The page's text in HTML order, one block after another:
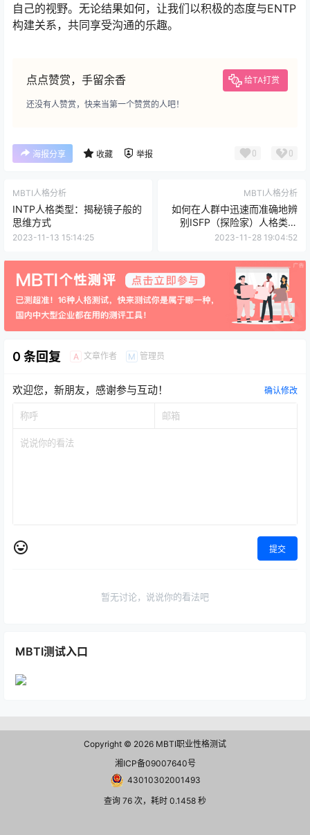
自己的视野。无论结果如何，让我们以积极的态度与ENTP
构建关系，共同享受沟通的乐趣。
点点赞赏，手留余香 给TA打赏
还没有人赞赏，快来当第一个赞赏的人吧！
海报分享 收藏 举报 0 0
MBTI人格分析
INTP人格类型：揭秘镜子般的
思维方式
2023-11-13 15:14:25
MBTI人格分析
如何在人群中迅速而准确地辨
别ISFP（探险家）人格类型
呢？
2023-11-28 19:04:52
0 条回复 A 文章作者 M 管理员
欢迎您，新朋友，感谢参与互动！ 确认修改
提交
暂无讨论，说说你的看法吧
MBTI测试入口
Copyright © 2026 MBTI职业性格测试
湘ICP备09007640号
43010302001493
查询 76 次，耗时 0.1458 秒